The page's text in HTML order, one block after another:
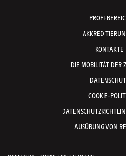
PROFI-
KONTAKTE
DIE MOBILITÄT DER
COOKIE-
AUSÜBUNG VON